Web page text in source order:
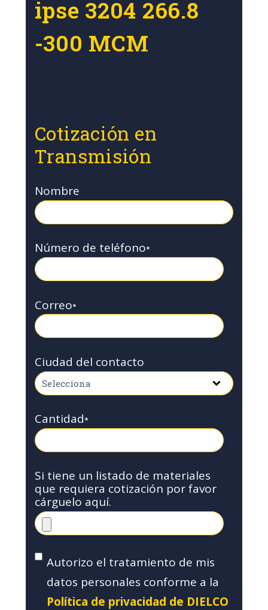
ipse 3204 266.8
-300 MCM
Cotización en
Transmisión
Nombre
Número de teléfono*
Correo*
Ciudad del contacto
Cantidad*
Si tiene un listado de materiales
que requiera cotización por favor
cárguelo aquí.
Autorizo el tratamiento de mis
datos personales conforme a la
Política de privacidad de DIELCO